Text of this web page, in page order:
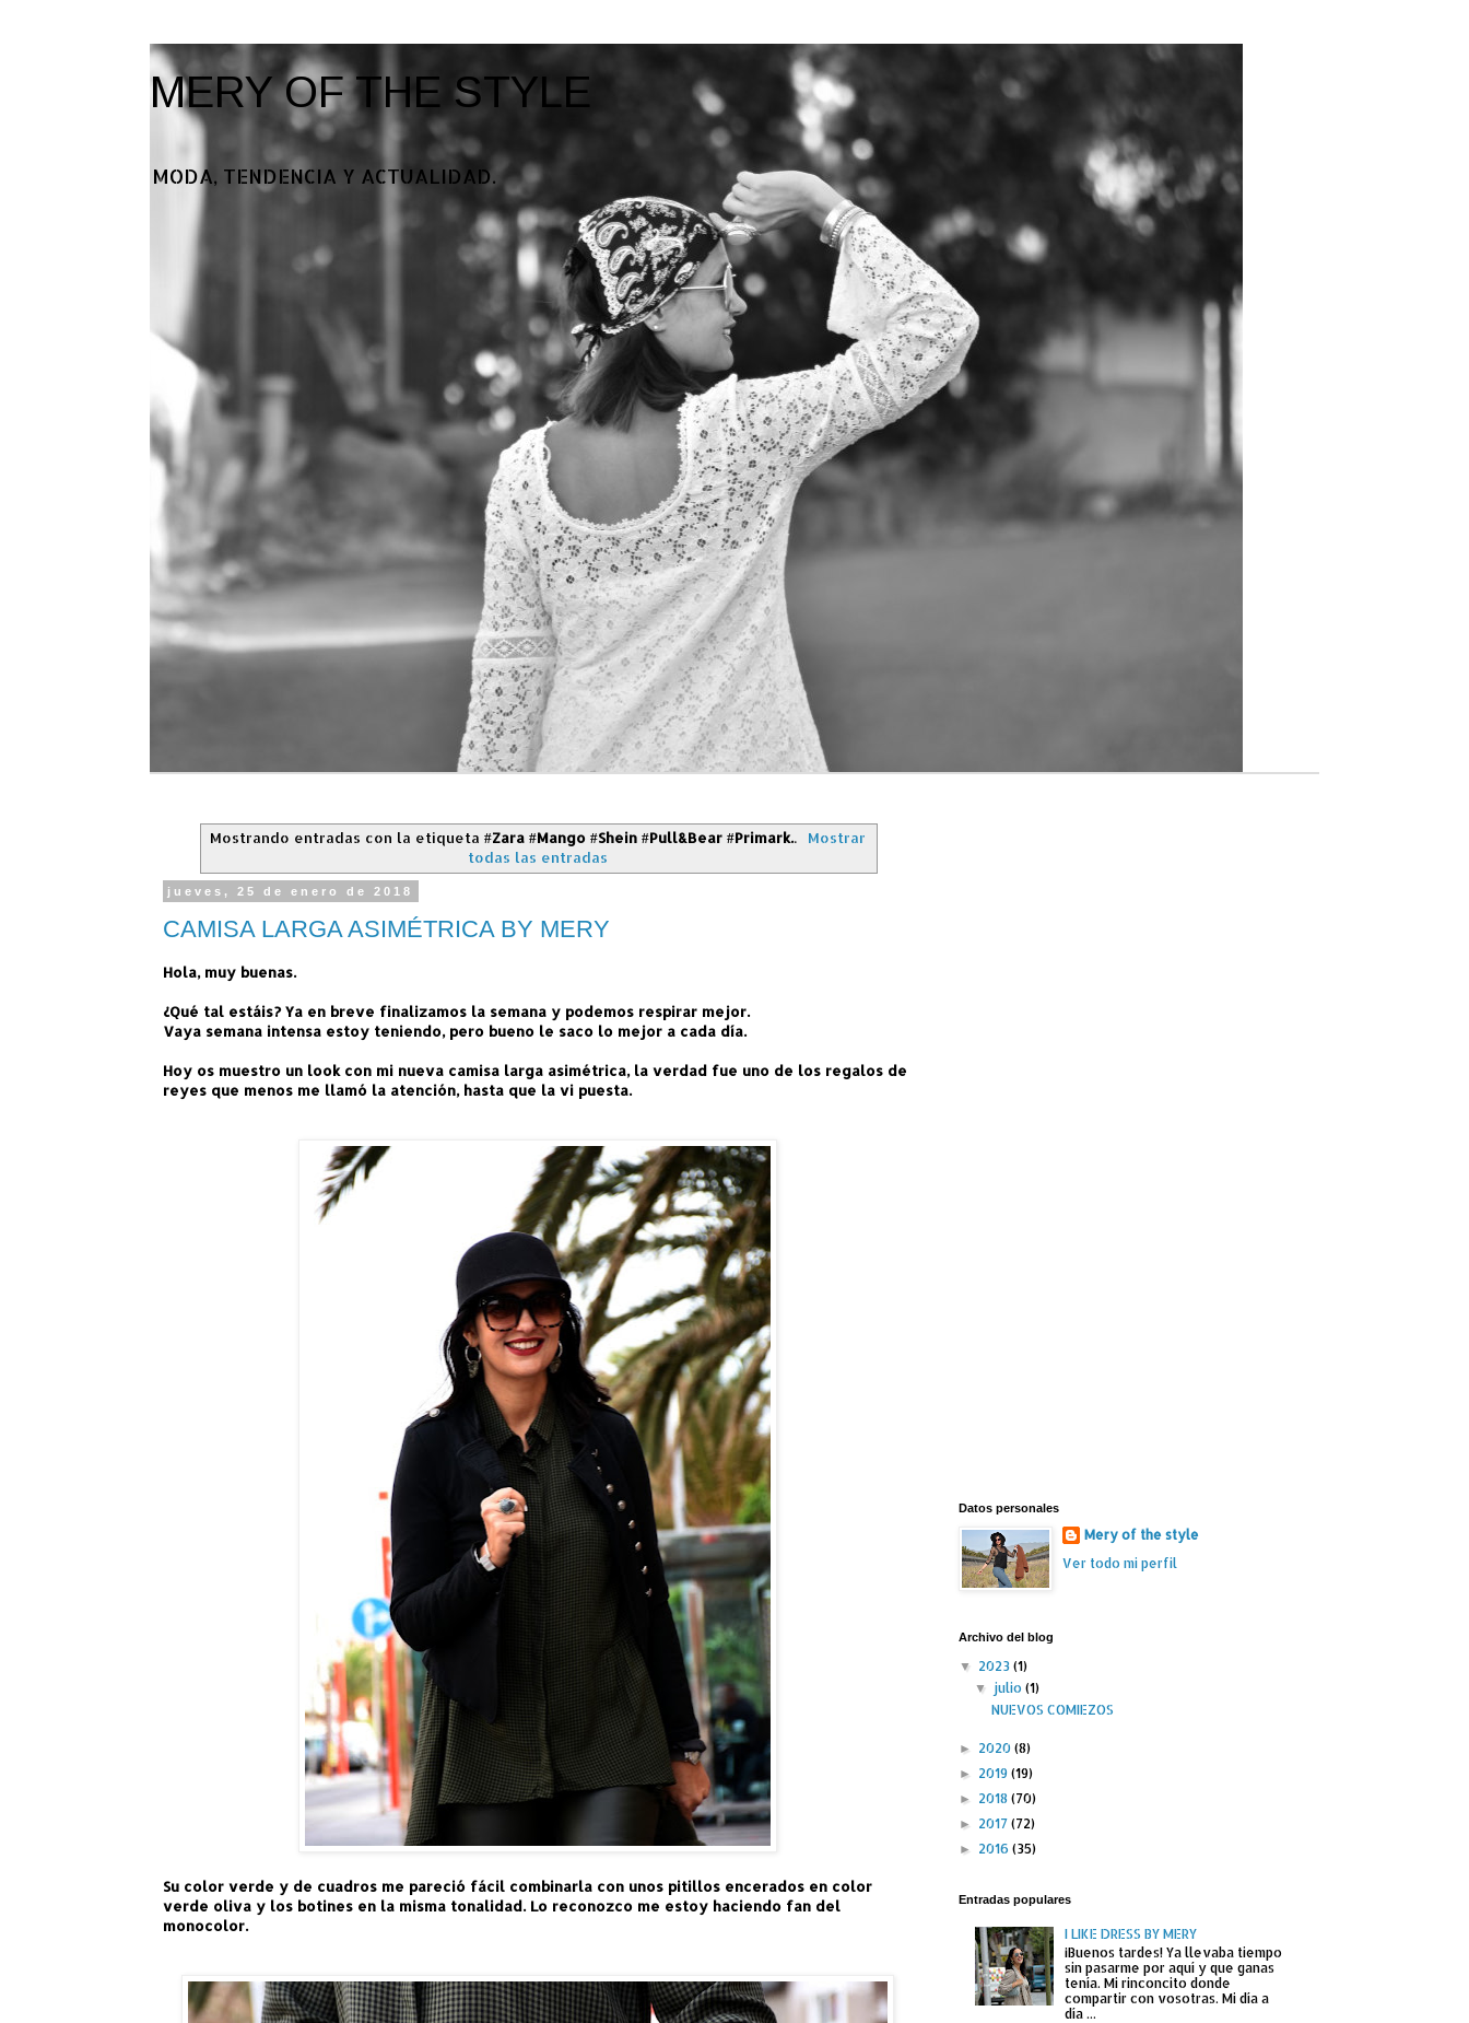
MERY OF THE STYLE
MODA, TENDENCIA Y ACTUALIDAD.
Mostrando entradas con la etiqueta#Zara #Mango #Shein #Pull&Bear #Primark..
Mostrar
todas las entradas
jueves, 25 de enero de 2018
CAMISA LARGA ASIMÉTRICA BY MERY
Hola, muy buenas.
¿Qué tal estáis? Ya en breve finalizamos la semana y podemos respirar mejor.
Vaya semana intensa estoy teniendo, pero bueno le saco lo mejor a cada día.
Hoy os muestro un look con mi nueva camisa larga asimétrica, la verdad fue uno de los regalos de
reyes que menos me llamó la atención, hasta que la vi puesta.
Su color verde y de cuadros me pareció fácil combinarla con unos pitillos encerados en color
verde oliva y los botines en la misma tonalidad. Lo reconozco me estoy haciendo fan del
monocolor.
Datos personales
Mery of the style
Ver todo mi perfil
Archivo del blog
▼ 2023 (1)
▼ julio(1)
NUEVOS COMIEZOS
► 2020 (8)
► 2019 (19)
► 2018 (70)
► 2017 (72)
► 2016 (35)
Entradas populares
I LIKE DRESS BY MERY
¡Buenos tardes! Ya llevaba tiempo
sin pasarme por aquí y que ganas
tenía. Mi rinconcito donde
compartir con vosotras. Mi día a
día ...